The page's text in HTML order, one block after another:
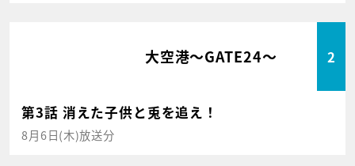
大空港～GATE24～ 2
第3話 消えた子供と兎を追え！
8月6日(木)放送分